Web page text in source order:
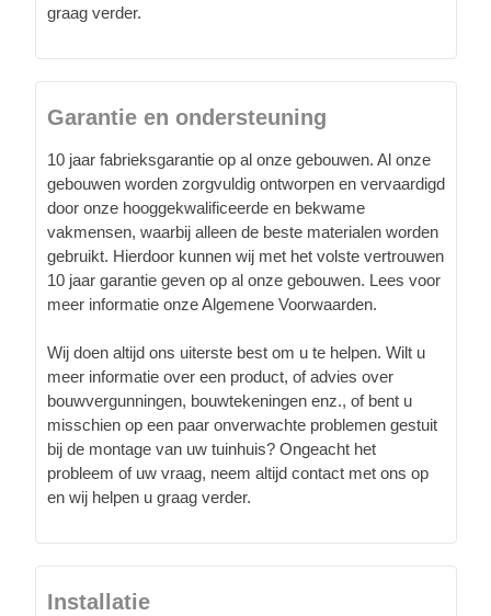
graag verder.
Garantie en ondersteuning
10 jaar fabrieksgarantie op al onze gebouwen. Al onze
gebouwen worden zorgvuldig ontworpen en vervaardigd
door onze hooggekwalificeerde en bekwame
vakmensen, waarbij alleen de beste materialen worden
gebruikt. Hierdoor kunnen wij met het volste vertrouwen
10 jaar garantie geven op al onze gebouwen. Lees voor
meer informatie onze Algemene Voorwaarden.
Wij doen altijd ons uiterste best om u te helpen. Wilt u
meer informatie over een product, of advies over
bouwvergunningen, bouwtekeningen enz., of bent u
misschien op een paar onverwachte problemen gestuit
bij de montage van uw tuinhuis? Ongeacht het
probleem of uw vraag, neem altijd contact met ons op
en wij helpen u graag verder.
Installatie